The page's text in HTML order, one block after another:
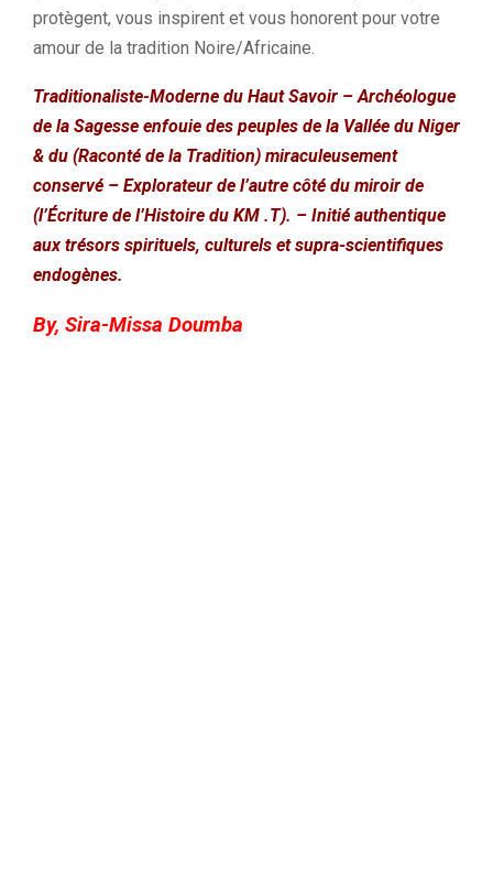
protègent, vous inspirent et vous honorent pour votre
amour de la tradition Noire/Africaine.
Traditionaliste-Moderne du Haut Savoir – Archéologue
de la Sagesse enfouie des peuples de la Vallée du Niger
& du (Raconté de la Tradition) miraculeusement
conservé – Explorateur de l’autre côté du miroir de
(l’Écriture de l’Histoire du KM .T). – Initié authentique
aux trésors spirituels, culturels et supra-scientifiques
endogènes.
By, Sira-Missa Doumba